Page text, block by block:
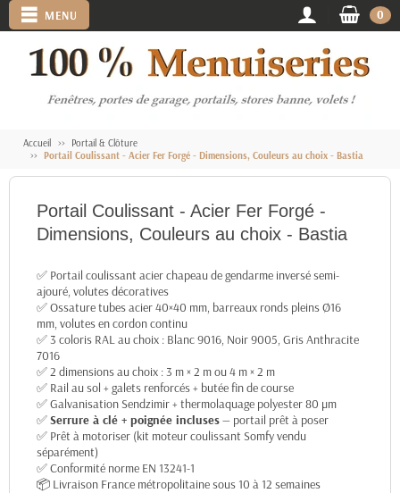
MENU 0
Accueil
Portail & Clôture
Portail Coulissant - Acier Fer Forgé - Dimensions, Couleurs au choix - Bastia
Portail Coulissant - Acier Fer Forgé -
Dimensions, Couleurs au choix - Bastia
✅ Portail coulissant acier chapeau de gendarme inversé semi-
ajouré, volutes décoratives
✅ Ossature tubes acier 40×40 mm, barreaux ronds pleins Ø16
mm, volutes en cordon continu
✅ 3 coloris RAL au choix : Blanc 9016, Noir 9005, Gris Anthracite
7016
✅ 2 dimensions au choix : 3 m × 2 m ou 4 m × 2 m
✅ Rail au sol + galets renforcés + butée fin de course
✅ Galvanisation Sendzimir + thermolaquage polyester 80 µm
✅Serrure à clé + poignée incluses— portail prêt à poser
✅ Prêt à motoriser (kit moteur coulissant Somfy vendu
séparément)
✅ Conformité norme EN 13241-1
📦 Livraison France métropolitaine sous 10 à 12 semaines